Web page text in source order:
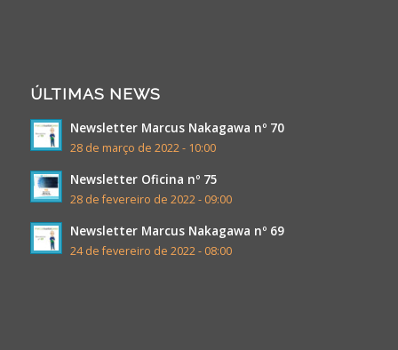
ÚLTIMAS NEWS
Newsletter Marcus Nakagawa nº 70
28 de março de 2022 - 10:00
Newsletter Oficina nº 75
28 de fevereiro de 2022 - 09:00
Newsletter Marcus Nakagawa nº 69
24 de fevereiro de 2022 - 08:00